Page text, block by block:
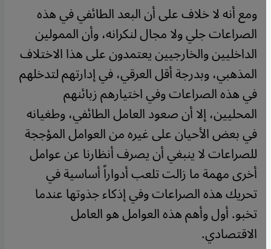
ومع أنه لا خلاف على أن البعد الطائفي في هذه
الصراعات جلي ولا مجال لنكرانه، وأن الممولين
الداخليين والخارجيين يعتمدون على هذا الاختلاف
المذهبي، وبدرجة أقل العرقي، في إدارتهم لتدخلهم
في هذه الصراعات وفي اختيارهم زبائنهم
المحليين، إلا أن صعود العامل الطائفي، وطغيانه
في بعض الأحيان على غيره من العوامل المؤججة
للصراعات لا ينبغي أن يصرف أنظارنا عن عوامل
أخرى مهمة ما زالت تلعب أدواراً أساسية في
تحريك هذه الصراعات وفي إذكاء جذوتها عندما
تخبو. أول وأهم هذه العوامل هو العامل
الاقتصادي.